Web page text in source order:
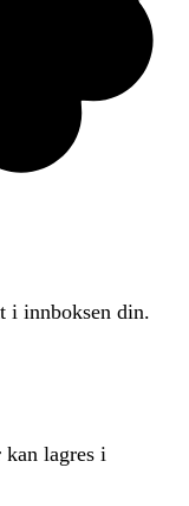
i innboksen din.
kan lagres i